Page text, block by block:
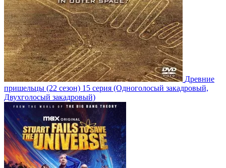
Древние
пришельцы (22 сезон) 15 серия (Одноголосый закадровый,
Двухголосый закадровый)